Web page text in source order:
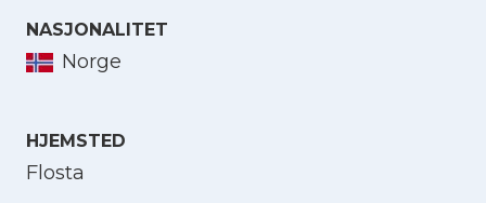
NASJONALITET
Norge
HJEMSTED
Flosta